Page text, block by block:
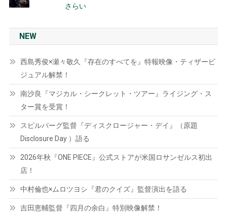
さらい
NEW
西島秀俊×瀬々敬久『存在のすべてを』特報映像・ティザービ
ジュアル解禁！
南沙良『マジカル・シークレット・ツアー』ライジング・ス
ター賞を受賞！
スピルバーグ監督『ディスクロージャー・デイ』（原題
Disclosure Day ）語る
2026年秋『ONE PIECE』公式ストアが米国ロサンゼルス初出
店！
中村倫也×ムロツヨシ『君のクイズ』監督演出を語る
吉田恵輔監督『四月の余白』特別映像解禁！